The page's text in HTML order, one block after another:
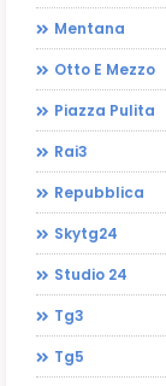
Mentana
Otto E Mezzo
Piazza Pulita
Rai3
Repubblica
Skytg24
Studio 24
Tg3
Tg5